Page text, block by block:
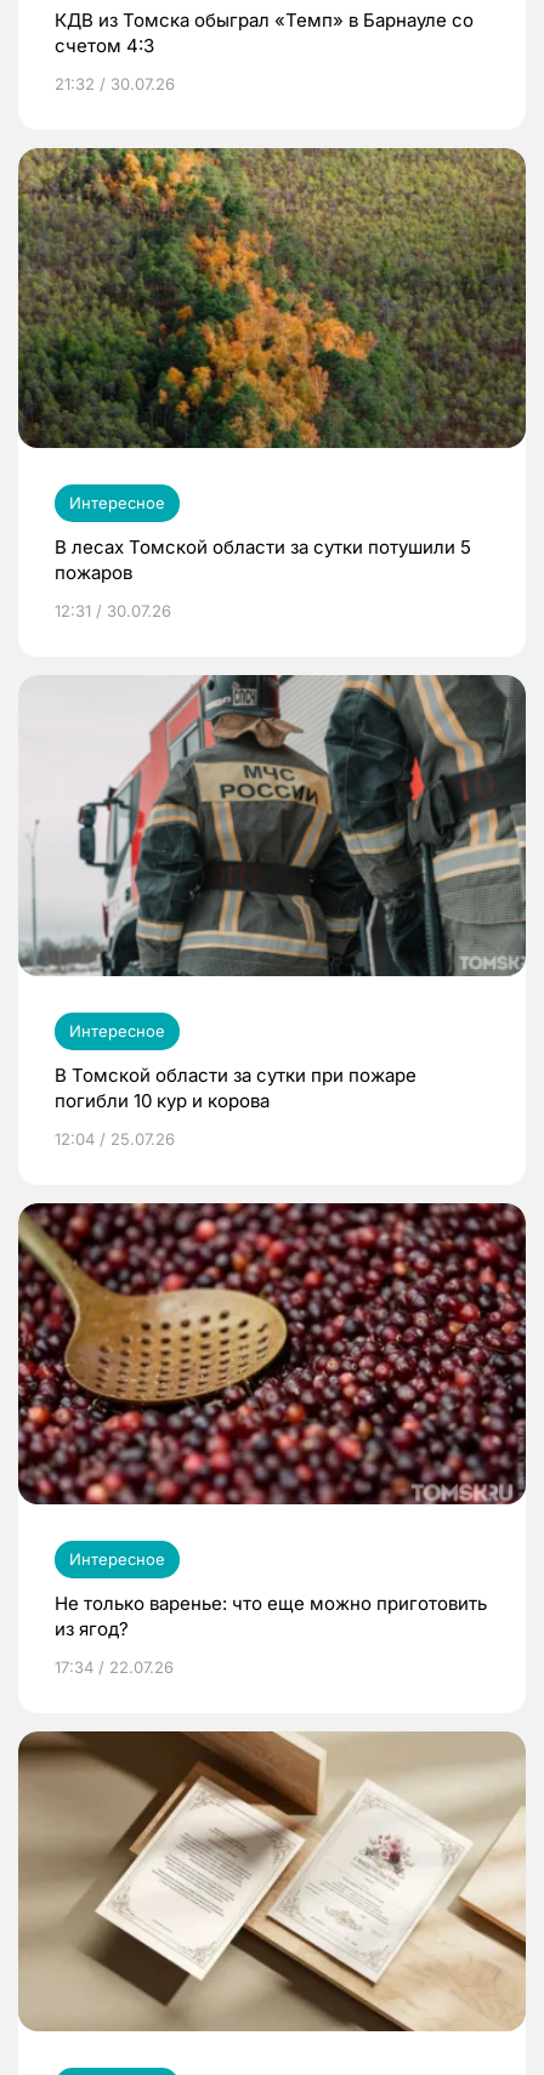
КДВ из Томска обыграл «Темп» в Барнауле со
счетом 4:3
21:32 / 30.07.26
Интересное
В лесах Томской области за сутки потушили 5
пожаров
12:31 / 30.07.26
Интересное
В Томской области за сутки при пожаре
погибли 10 кур и корова
12:04 / 25.07.26
Интересное
Не только варенье: что еще можно приготовить
из ягод?
17:34 / 22.07.26